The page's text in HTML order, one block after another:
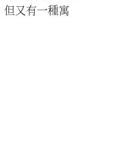
但又有一種寓